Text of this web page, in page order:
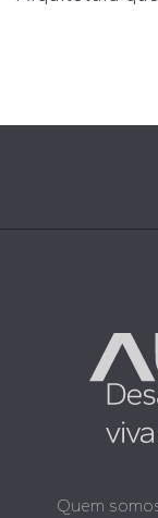
Quem